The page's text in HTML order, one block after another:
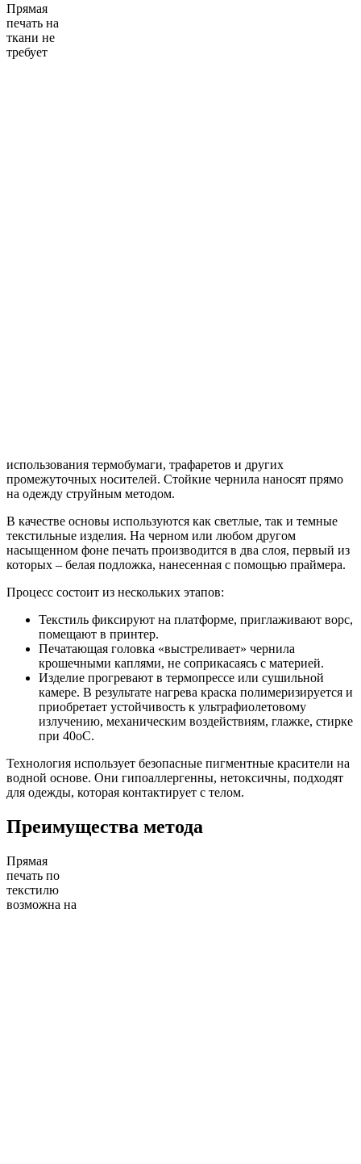
Прямая
печать на
ткани не
требует
использования термобумаги, трафаретов и других
промежуточных носителей. Стойкие чернила наносят прямо
на одежду струйным методом.
В качестве основы используются как светлые, так и темные
текстильные изделия. На черном или любом другом
насыщенном фоне печать производится в два слоя, первый из
которых – белая подложка, нанесенная с помощью праймера.
Процесс состоит из нескольких этапов:
Текстиль фиксируют на платформе, приглаживают ворс,
помещают в принтер.
Печатающая головка «выстреливает» чернила
крошечными каплями, не соприкасаясь с материей.
Изделие прогревают в термопрессе или сушильной
камере. В результате нагрева краска полимеризируется и
приобретает устойчивость к ультрафиолетовому
излучению, механическим воздействиям, глажке, стирке
при 40оС.
Технология использует безопасные пигментные красители на
водной основе. Они гипоаллергенны, нетоксичны, подходят
для одежды, которая контактирует с телом.
Преимущества метода
Прямая
печать по
текстилю
возможна на